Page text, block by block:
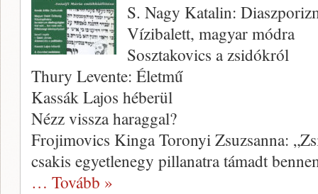
S. Nagy Katalin:
Vízibalett, magyar módra
Sosztakovics a zsidókról
Thury Levente: Életmű
Kassák Lajos héberül
Nézz vissza haraggal?
Frojimovics Kinga Toronyi Zsuzsanna:
csakis egyetlenegy pillanatra támadt
… Tovább »